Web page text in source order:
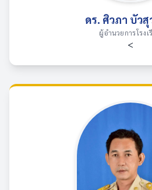
ดร. ศิวภา บัว
ผู้อำนวยการโรงเ
<